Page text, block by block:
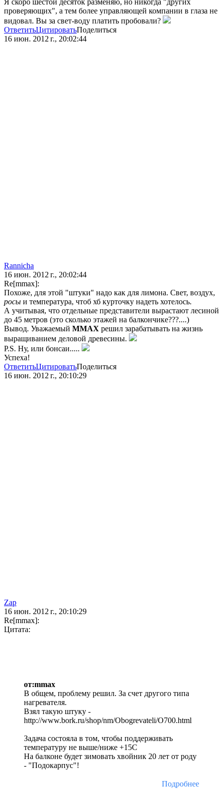
Я скоро шестой десяток разменяю, но никогда "других
проверяющих", а тем более управляющей компании в глаза не
видовал. Вы за свет-воду платить пробовали?
ОтветитьЦитироватьПоделиться
16 июн. 2012 г., 20:02:44
Rannicha
16 июн. 2012 г., 20:02:44
Re[mmax]:
Похоже, для этой "штуки" надо как для лимона. Свет, воздух,
росы и температура, чтоб хб курточку надеть хотелось.
А учитывая, что отдельные представители вырастают лесиной
до 45 метров (это сколько этажей на балкончике???....)
Вывод. Уважаемый MMAX решил зарабатывать на жизнь
выращиванием деловой древесины.
P.S. Ну, или бонсаи.....
Успеха!
ОтветитьЦитироватьПоделиться
16 июн. 2012 г., 20:10:29
Zap
16 июн. 2012 г., 20:10:29
Re[mmax]:
Цитата:
от:mmax
В общем, проблему решил. За счет другого типа
нагревателя.
Взял такую штуку -
http://www.bork.ru/shop/nm/Obogrevateli/O700.html
Задача состояла в том, чтобы поддерживать
температуру не выше/ниже +15С
На балконе будет зимовать хвойник 20 лет от роду
- "Подокарпус"!
Подробнее